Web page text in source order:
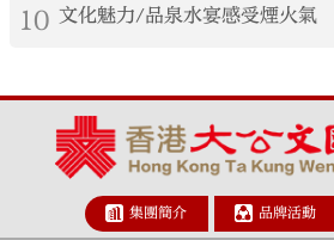
10 文化魅力/品泉水宴感受煙火氣
集團簡介 品牌活動